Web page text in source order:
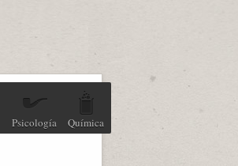
Psicología Química